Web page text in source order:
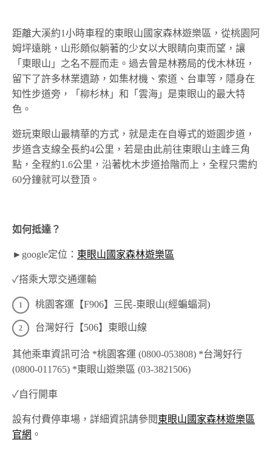
距離大溪約1小時車程的東眼山國家森林遊樂區，從桃園阿
姆坪遠眺，山形頗似躺著的少女以大眼睛向東而望，讓
「東眼山」之名不脛而走。過去曾是林務局的伐木林班，
留下了許多林業遺跡，如集材機、索道、台車等，隱身在
知性步道旁，「柳杉林」和「雲海」是東眼山的最大特
色。
遊玩東眼山最精華的方式，就是走在自導式的遊園步道，
步道含支線全長約4公里，若是由此前往東眼山主峰三角
點，全程約1.6公里，沿著枕木步道拾階而上，全程只需約
60分鐘就可以登頂。
如何抵達？
►google定位： 東眼山國家森林遊樂區
✓搭乘大眾交通運輸
桃園客運【F906】三民-東眼山(經蝙蝠洞)
台灣好行【506】東眼山線
其他乘車資訊可洽 *桃園客運 (0800-053808) *台灣好行
(0800-011765) *東眼山遊樂區 (03-3821506)
✓自行開車
設有付費停車場，詳細資訊請參閱東眼山國家森林遊樂區
官網 。